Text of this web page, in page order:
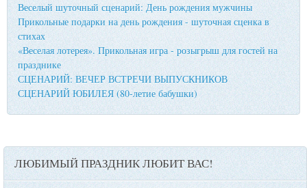
Веселый шуточный сценарий: День рождения мужчины
Прикольные подарки на день рождения - шуточная сценка в
стихах
«Веселая лотерея». Прикольная игра - розыгрыш для гостей на
празднике
СЦЕНАРИЙ: ВЕЧЕР ВСТРЕЧИ ВЫПУСКНИКОВ
СЦЕНАРИЙ ЮБИЛЕЯ (80-летие бабушки)
ЛЮБИМЫЙ ПРАЗДНИК ЛЮБИТ ВАС!